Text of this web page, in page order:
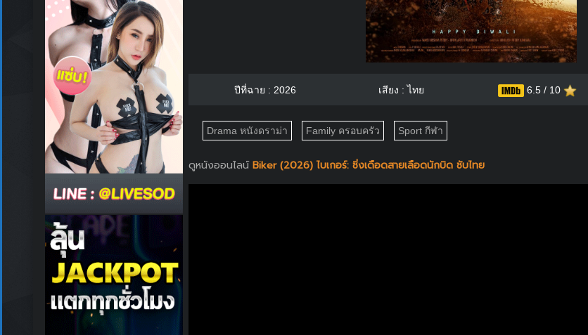
ปีที่ฉาย : 2026 เสียง : ไทย 6.5 / 10
Drama หนังดราม่า Family ครอบครัว Sport กีฬา
ดูหนังออนไลน์Biker (2026) ไบเกอร์: ซิ่งเดือดสายเลือดนักบิด ซับไทย